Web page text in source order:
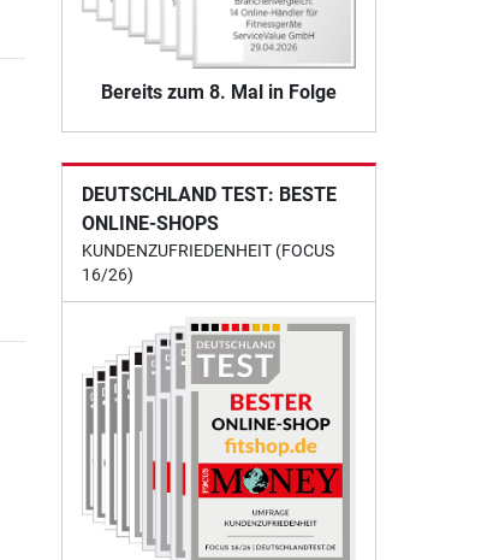
Bereits zum 8. Mal in Folge
DEUTSCHLAND TEST: BESTE
ONLINE-SHOPS
KUNDENZUFRIEDENHEIT (FOCUS
16/26)